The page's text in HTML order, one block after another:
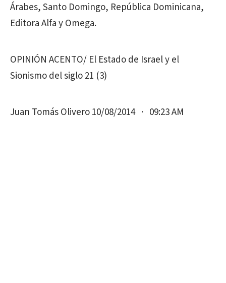
Árabes, Santo Domingo, República Dominicana,
Editora Alfa y Omega.
OPINIÓN ACENTO/ El Estado de Israel y el
Sionismo del siglo 21 (3)
Juan Tomás Olivero 10/08/2014 · 09:23 AM